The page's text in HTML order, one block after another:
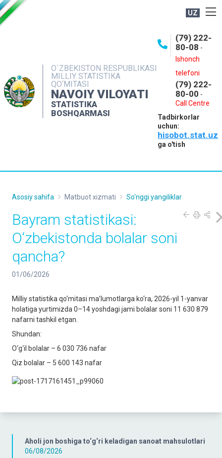
UZ
O`ZBEKISTON RESPUBLIKASI
MILLIY STATISTIKA
QO‘MITASI
NAVOIY VILOYATI
STATISTIKA
BOSHQARMASI
(79) 222-
80-08 -
Ishonch
telefoni
(79) 222-
80-00 -
Call Centre
Tadbirkorlar
uchun:
hisobot.stat.uz
ga o'tish
OCHIQ MA'LUMOTLAR
INTERAKTIV XIZMATLAR
MUROJAATLAR
Aholi jon boshiga to‘g‘ri keladigan sanoat mahsulotlari
06/08/2026
Asosiy sahifa Matbuot xizmati So'nggi yangiliklar
Bayram statistikasi:
O‘zbekistonda bolalar soni
qancha?
01/06/2026
Milliy statistika qo‘mitasi ma’lumotlarga ko‘ra, 2026-yil 1-yanvar
holatiga yurtimizda 0–14 yoshdagi jami bolalar soni 11 630 879
nafarni tashkil etgan.
Shundan:
O‘g‘il bolalar – 6 030 736 nafar
Qiz bolalar – 5 600 143 nafar